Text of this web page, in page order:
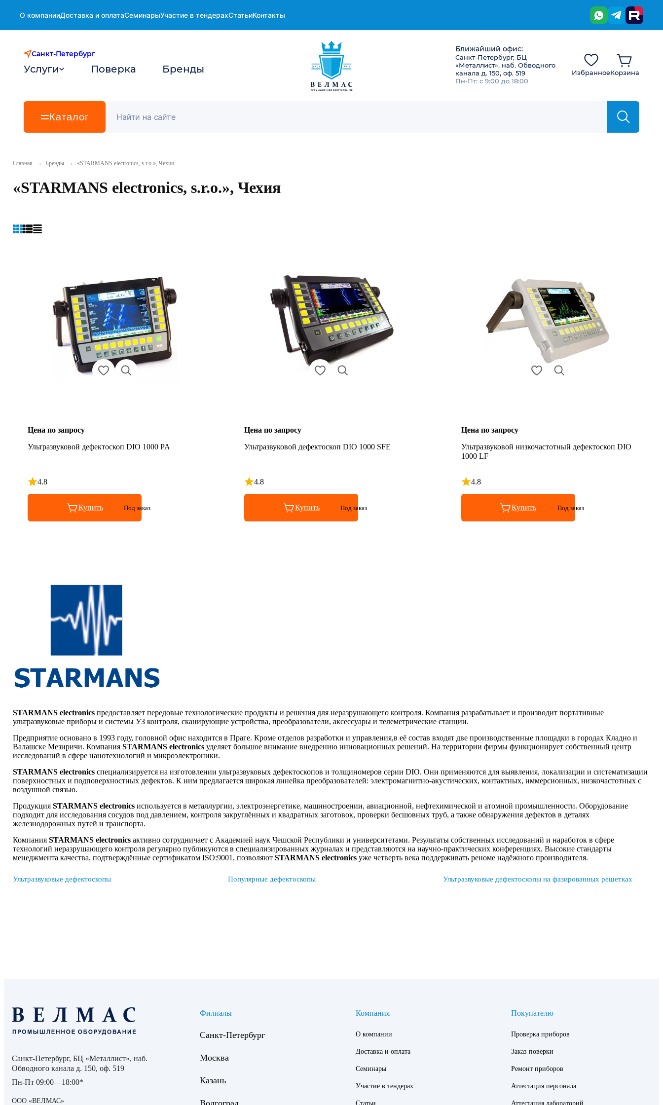
О компанииДоставка и оплатаСеминарыУчастие в тендерахСтатьиКонтакты
Санкт-Петербург
Услуги Поверка Бренды
Ближайший офис:
Санкт-Петербург, БЦ
«Металлист», наб. Обводного
канала д. 150, оф. 519
Пн-Пт: с 9:00 до 18:00
ИзбранноеКорзина
Каталог
Главная → Бренды → «STARMANS electronics, s.r.o.», Чехия
«STARMANS electronics, s.r.o.», Чехия
Цена по запросу
Ультразвуковой дефектоскоп DIO 1000 PA
4.8
Рейтинг 4.8 из 5
Купить Под заказ
Цена по запросу
Ультразвуковой дефектоскоп DIO 1000 SFE
4.8
Рейтинг 4.8 из 5
Купить Под заказ
Цена по запросу
Ультразвуковой низкочастотный дефектоскоп DIO
1000 LF
4.8
Рейтинг 4.8 из 5
Купить Под заказ
STARMANS electronics предоставляет передовые технологические продукты и решения для неразрушающего контроля. Компания разрабатывает и производит портативные
ультразвуковые приборы и системы УЗ контроля, сканирующие устройства, преобразователи, аксессуары и телеметрические станции.
Предприятие основано в 1993 году, головной офис находится в Праге. Кроме отделов разработки и управления,в её состав входят две производственные площадки в городах Кладно и
Валашске Мезиричи. Компания STARMANS electronics уделяет большое внимание внедрению инновационных решений. На территории фирмы функционирует собственный центр
исследований в сфере нанотехнологий и микроэлектроники.
STARMANS electronics специализируется на изготовлении ультразвуковых дефектоскопов и толщиномеров серии DIO. Они применяются для выявления, локализации и систематизации
поверхностных и подповерхностных дефектов. К ним предлагается широкая линейка преобразователей: электромагнитно-акустических, контактных, иммерсионных, низкочастотных с
воздушной связью.
Продукция STARMANS electronics используется в металлургии, электроэнергетике, машиностроении, авиационной, нефтехимической и атомной промышленности. Оборудование
подходит для исследования сосудов под давлением, контроля закруглённых и квадратных заготовок, проверки бесшовных труб, а также обнаружения дефектов в деталях
железнодорожных путей и транспорта.
Компания STARMANS electronics активно сотрудничает с Академией наук Чешской Республики и университетами. Результаты собственных исследований и наработок в сфере
технологий неразрушающего контроля регулярно публикуются в специализированных журналах и представляются на научно-практических конференциях. Высокие стандарты
менеджмента качества, подтверждённые сертификатом ISO:9001, позволяют STARMANS electronics уже четверть века поддерживать реноме надёжного производителя.
Ультразвуковые дефектоскопы Популярные дефектоскопы Ультразвуковые дефектоскопы на фазированных решетках
Санкт-Петербург, БЦ «Металлист», наб.
Обводного канала д. 150, оф. 519
Пн-Пт 09:00—18:00*
ООО «ВЕЛМАС»
Филиалы
Санкт-Петербург
Москва
Казань
Волгоград
Компания
О компании
Доставка и оплата
Семинары
Участие в тендерах
Статьи
Покупателю
Проверка приборов
Заказ поверки
Ремонт приборов
Аттестация персонала
Аттестация лабораторий